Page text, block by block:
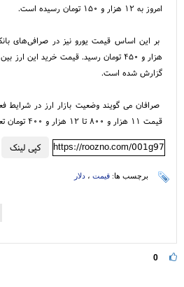
امروز به ۱۲ هزار و ۱۵۰ تومان رسیده است.
گزارش شده است.
صرافان می گویند وضعیت بازار ارز در
قیمت ۱۱ هزار و ۸۰۰ تا ۱۲ هزار و ۴۰۰ تومان تعریف شده است.
کپی لینک https://roozno.com/001g97
برچسب ها: قیمت ، دلار
0